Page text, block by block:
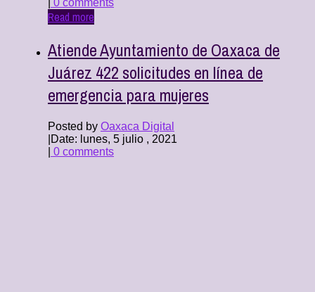
0 comments
Read more
Atiende Ayuntamiento de Oaxaca de
Juárez 422 solicitudes en línea de
emergencia para mujeres
Posted by Oaxaca Digital
Date: lunes, 5 julio , 2021
0 comments